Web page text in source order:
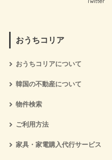
おうちコリア
おうちコリアについて
韓国の不動産について
物件検索
ご利用方法
家具・家電購入代行サービス